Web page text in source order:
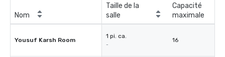
Nom
Taille de la
salle
Capacité
maximale
Yousuf Karsh Room
1 pi. ca.
-
16